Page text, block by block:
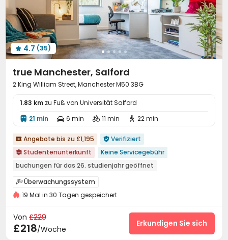
 4.7 (35)
true Manchester, Salford
2 King William Street, Manchester M50 3BG
1.83 km zu Fuß von Universität Salford
 21 min  6 min  11 min  22 min
 Angebote bis zu £1,195  Verifiziert
 Studentenunterkunft
Keine Servicegebühr
buchungen für das 26. studienjahr geöffnet
in der Nähe der Bushaltestelle
In der Nähe der Straßenbahnhaltestelle
in der nähe eines chinesischen restaurants
Lounge
Kostenlose soziale Aktivitäten
Überwachungssystem
24-Stunden-Sicherheitsdienst
Elektronische Überwachung
Fahrstuhl Kartenkarte für bestimmte Etagen
19 Mal in 30 Tagen gespeichert
Von £229
£218/Woche
Erkundigen Sie sich